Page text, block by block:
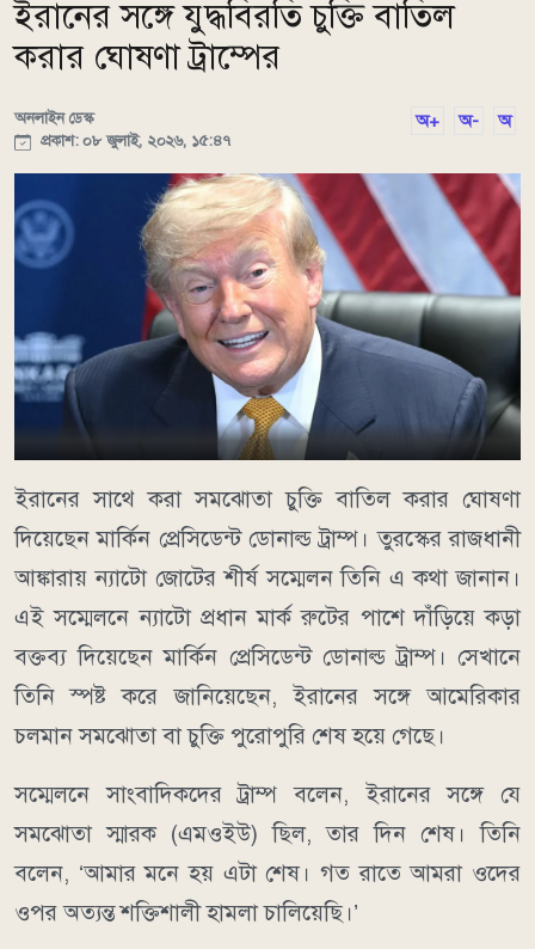
ইরানের সঙ্গে যুদ্ধবিরতি চুক্তি বাতিল
করার ঘোষণা ট্রাম্পের
অনলাইন ডেস্ক
প্রকাশ: ০৮ জুলাই, ২০২৬, ১৫:৪৭
অ+ অ- অ
ইরানের সাথে করা সমঝোতা চুক্তি বাতিল করার ঘোষণা
দিয়েছেন মার্কিন প্রেসিডেন্ট ডোনাল্ড ট্রাম্প। তুরস্কের রাজধানী
আঙ্কারায় ন্যাটো জোটের শীর্ষ সম্মেলন তিনি এ কথা জানান।
এই সম্মেলনে ন্যাটো প্রধান মার্ক রুটের পাশে দাঁড়িয়ে কড়া
বক্তব্য দিয়েছেন মার্কিন প্রেসিডেন্ট ডোনাল্ড ট্রাম্প। সেখানে
তিনি স্পষ্ট করে জানিয়েছেন, ইরানের সঙ্গে আমেরিকার
চলমান সমঝোতা বা চুক্তি পুরোপুরি শেষ হয়ে গেছে।
সম্মেলনে সাংবাদিকদের ট্রাম্প বলেন, ইরানের সঙ্গে যে
সমঝোতা স্মারক (এমওইউ) ছিল, তার দিন শেষ। তিনি
বলেন, ‘আমার মনে হয় এটা শেষ। গত রাতে আমরা ওদের
ওপর অত্যন্ত শক্তিশালী হামলা চালিয়েছি।’